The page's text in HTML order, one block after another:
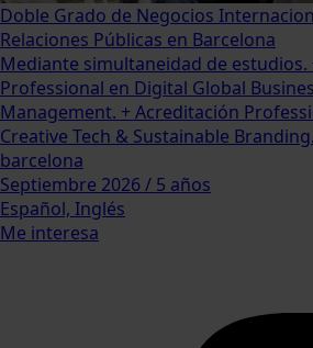
Doble Grado de Negocios
Relaciones Públicas en Barcelona
Mediante simultaneidad de estudios.
Professional en Digital Global
Management. + Acreditación
Creative Tech & Sustainable
barcelona
Septiembre 2026 / 5 años
Español, Inglés
Me interesa